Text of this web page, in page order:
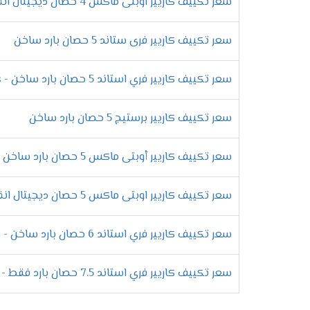
المادية ويتم الاستمتاع بالهواء المكيف .
التميز بخاصية البلازما
تزيد من كفاءة الجهاز وينفرد الان الجهاز
أى روائح كريهة فى الغرفة .
الانفراد خاصية التشغيل الجاف
لكى نستمتع من الرطوبة التى توجد فى
من الرطوبة التى توجد به تعمل تلك
إمكانية توزيع الهواء
لأن العميل يستمتع بالهواء المكيف
التبريد او التدفئة فى جميع اركان الغرفة
التميز بخاصية الواى فاى
سعر تكييف كاريير فرى ستاند 5 حصان بارد ساخن
سعر تكييف كاريير فري استاند 5 حصان بارد ساخن - Elegant Plus
سعر تكييف كاريير برستيج 5 حصان بارد ساخن
سعر تكييف كاريير أوبتى ماكس 5 حصان بارد ساخن - Optimax
سعر تكييف كاريير اوبتى ماكس 5 حصان ديجيتال انفرتر بارد ساخن
سعر تكييف كاريير فري استاند 6 حصان بارد ساخن - Elegant Plus
سعر تكييف كاريير فري استاند 7.5 حصان بارد فقط - Elegant Plus